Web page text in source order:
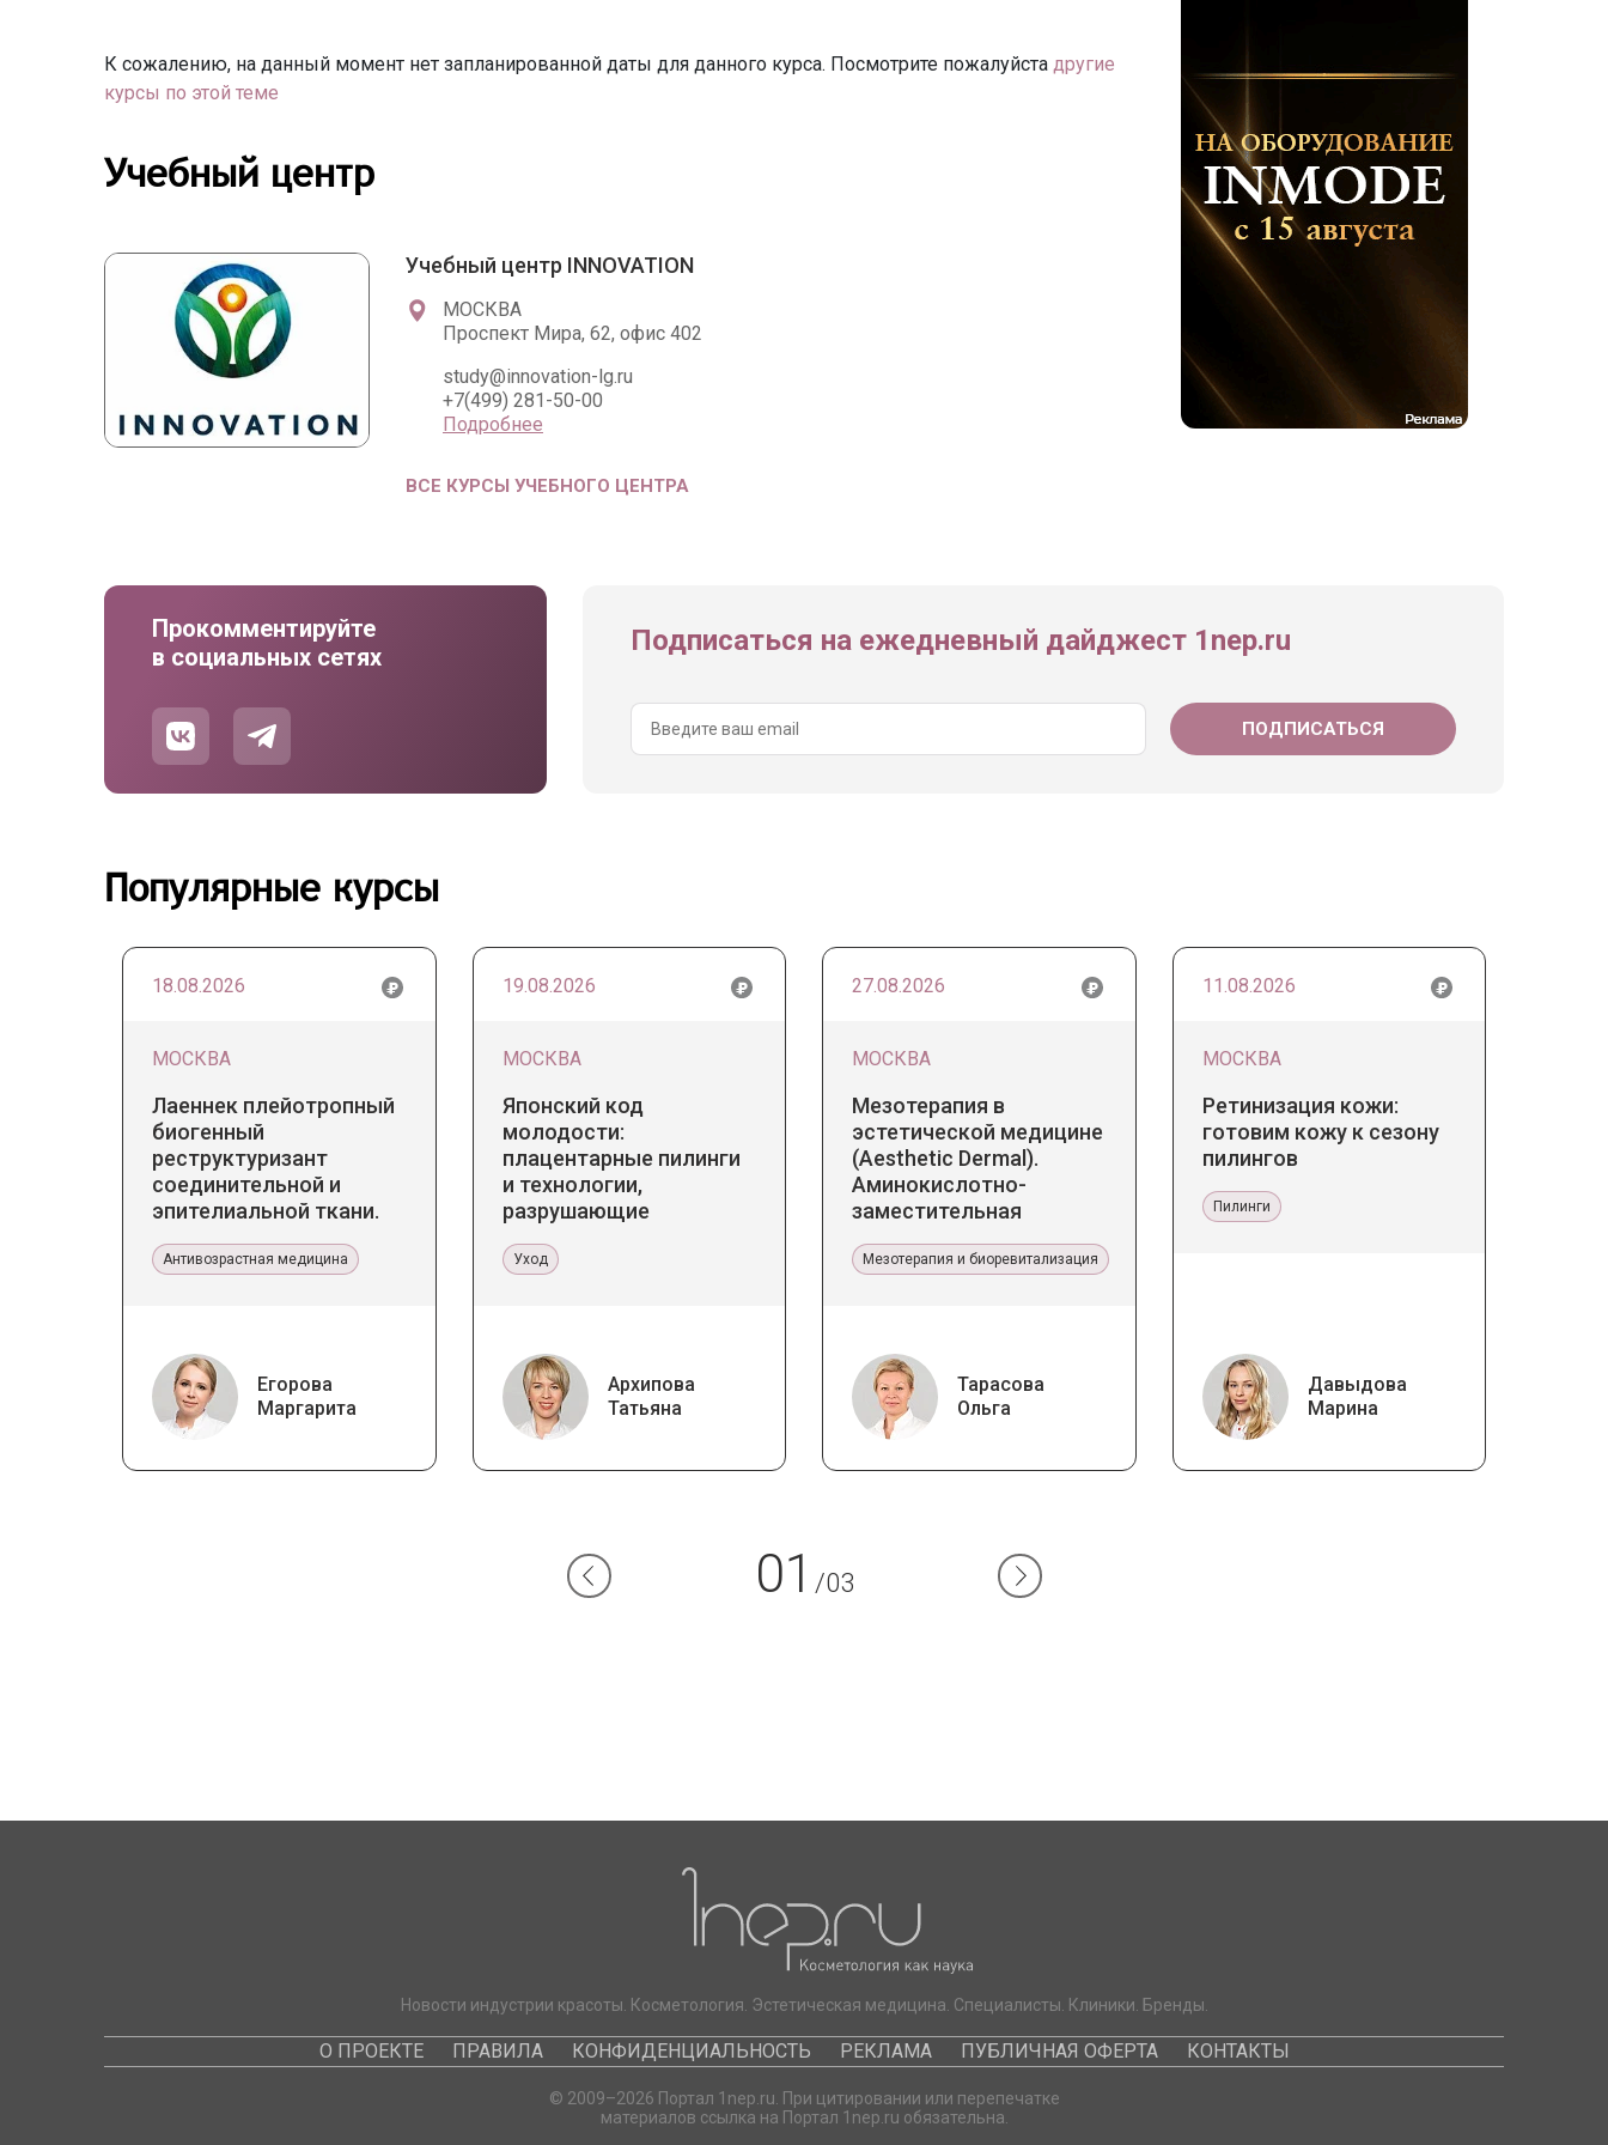
К сожалению, на данный момент нет запланированной даты для данного курса. Посмотрите пожалуйста другие
курсы по этой теме
Учебный центр
Учебный центр INNOVATION
МОСКВА
Проспект Мира, 62, офис 402
study@innovation-lg.ru
+7(499) 281-50-00
Подробнее
ВСЕ КУРСЫ УЧЕБНОГО ЦЕНТРА
Прокомментируйте
в социальных сетях
Подписаться на ежедневный дайджест 1nep.ru
Популярные курсы
18.08.2026
МОСКВА
Лаеннек плейотропный
биогенный
реструктуризант
соединительной и
эпителиальной ткани.
эстетической медицине
Антивозрастная медицина
Егорова
Маргарита
19.08.2026
МОСКВА
Японский код
молодости:
плацентарные пилинги
и технологии,
разрушающие
Уход
Архипова
Татьяна
27.08.2026
МОСКВА
Мезотерапия в
эстетической медицине
(Aesthetic Dermal).
Аминокислотно-
заместительная
Мезотерапия и биоревитализация
Тарасова
Ольга
11.08.2026
МОСКВА
Ретинизация кожи:
готовим кожу к сезону
пилингов
Пилинги
Давыдова
Марина
01 /03
Новости индустрии красоты. Косметология. Эстетическая медицина. Специалисты. Клиники. Бренды.
О ПРОЕКТЕ ПРАВИЛА КОНФИДЕНЦИАЛЬНОСТЬ РЕКЛАМА ПУБЛИЧНАЯ ОФЕРТА КОНТАКТЫ
© 2009–2026 Портал 1nep.ru. При цитировании или перепечатке
материалов ссылка на Портал 1nep.ru обязательна.